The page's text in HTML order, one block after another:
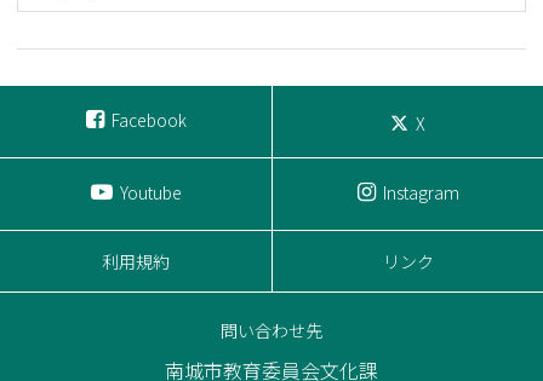
Facebook X
Youtube Instagram
利用規約 リンク
問い合わせ先
南城市教育委員会文化課